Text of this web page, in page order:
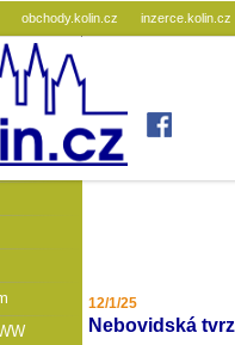
obchody.kolin.cz inzerce.kolin.cz
12/1/25
Nebovidská